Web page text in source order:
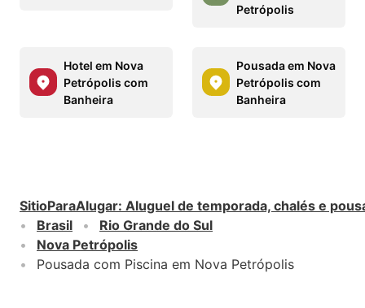
Petrópolis
Hotel em Nova
Petrópolis com
Banheira
Pousada em Nova
Petrópolis com
Banheira
SitioParaAlugar: Aluguel de temporada, chalés e
Brasil
Rio Grande do Sul
Nova Petrópolis
Pousada com Piscina em Nova Petrópolis